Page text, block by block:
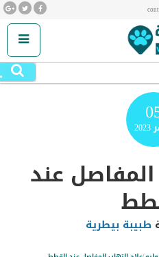
2023
عند
طبيبة بيطرية